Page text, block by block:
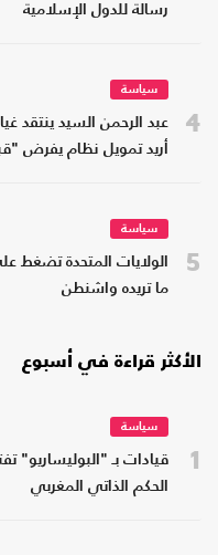
رسالة للدول الإسلامية
4
سياسة
عبد الرحمن السيد ينتقد
أريد تمويل نظام يفرض
5
سياسة
الولايات المتحدة تضغط
ما تريده واشنطن
الأكثر قراءة في أسبوع
1
سياسة
قيادات بـ "البوليساريو"
الحكم الذاتي المغربي